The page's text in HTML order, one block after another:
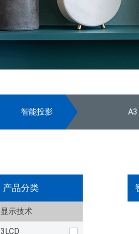
智能投影
产品分类
显示技术
3LCD